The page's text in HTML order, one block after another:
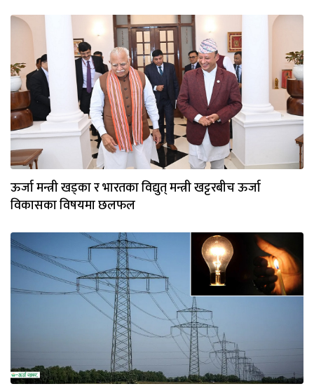
ऊर्जा मन्त्री खड्का र भारतका विद्युत् मन्त्री खट्टरबीच ऊर्जा
विकासका विषयमा छलफल